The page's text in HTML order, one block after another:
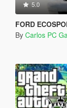
5.0
FORD
By Carlos PC